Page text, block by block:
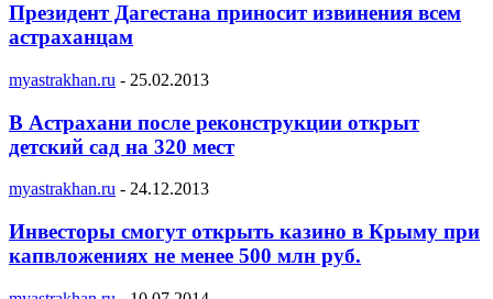
Президент Дагестана приносит извинения всем
астраханцам
myastrakhan.ru - 25.02.2013
В Астрахани после реконструкции открыт
детский сад на 320 мест
myastrakhan.ru - 24.12.2013
Инвесторы смогут открыть казино в Крыму при
капвложениях не менее 500 млн руб.